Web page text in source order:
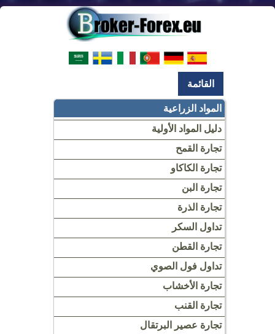
القائمة
المواد الزراعية
دليل المواد الأولية
تجارة القمح
تجارة الكاكاو
تجارة البن
تجارة الذرة
تداول السكر
تجارة القطن
تداول فول الصوي
تجارة الأخشاب
تجارة القنب
تجارة عصير البرتقال